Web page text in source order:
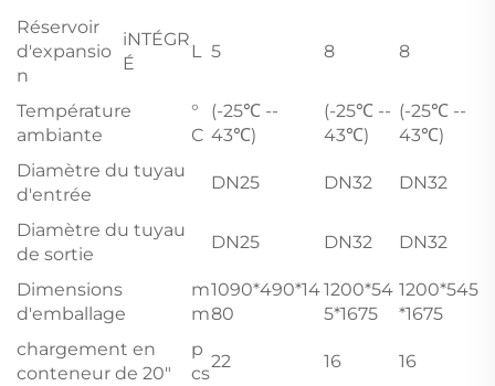
Réservoir
d'expansio
n
iNTÉGR
É
L 5 8 8
Température
ambiante
°
C
(-25℃ --
43℃)
(-25℃ --
43℃)
(-25℃ --
43℃)
Diamètre du tuyau
d'entrée
DN25 DN32 DN32
Diamètre du tuyau
de sortie
DN25 DN32 DN32
Dimensions
d'emballage
m
m
1090*490*14
80
1200*54
5*1675
1200*545
*1675
chargement en
conteneur de 20"
p
cs
22 16 16